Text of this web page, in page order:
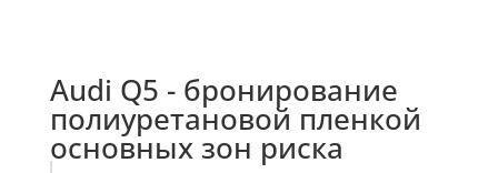
Audi Q5 - бронирование
полиуретановой пленкой
основных зон риска